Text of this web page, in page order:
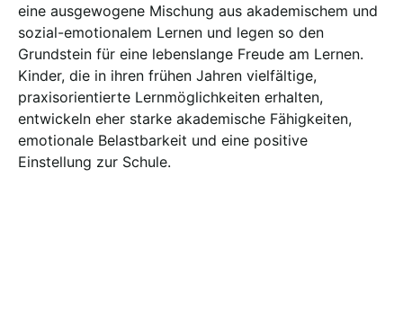
eine ausgewogene Mischung aus akademischem und
sozial-emotionalem Lernen und legen so den
Grundstein für eine lebenslange Freude am Lernen.
Kinder, die in ihren frühen Jahren vielfältige,
praxisorientierte Lernmöglichkeiten erhalten,
entwickeln eher starke akademische Fähigkeiten,
emotionale Belastbarkeit und eine positive
Einstellung zur Schule.